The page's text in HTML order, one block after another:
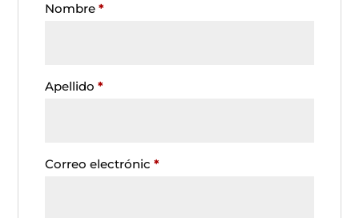
Nombre*
Apellido*
Correo electrónic*